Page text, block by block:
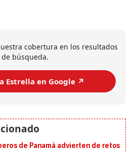
cobertura en los resultados
de búsqueda.
Estrella en Google ↗️
de Panamá advierten de retos